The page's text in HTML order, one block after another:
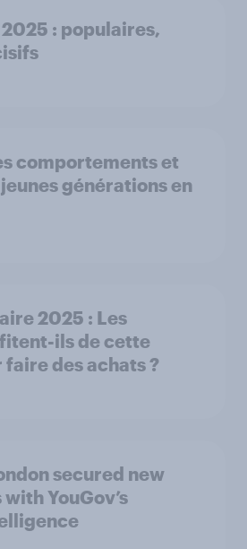
: populaires,
comportements et
générations en
2025 : Les
ils de cette
des achats ?
secured new
YouGov’s